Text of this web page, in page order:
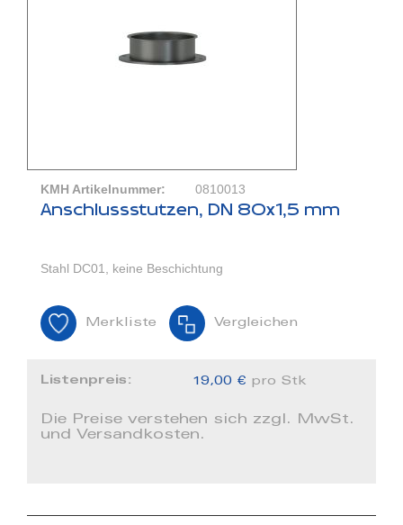
KMH Artikelnummer: 0810013
Anschlussstutzen, DN 80x1,5 mm
Stahl DC01, keine Beschichtung
Merkliste Vergleichen
Listenpreis: 19,00 € pro Stk
Die Preise verstehen sich zzgl. MwSt.
und Versandkosten.